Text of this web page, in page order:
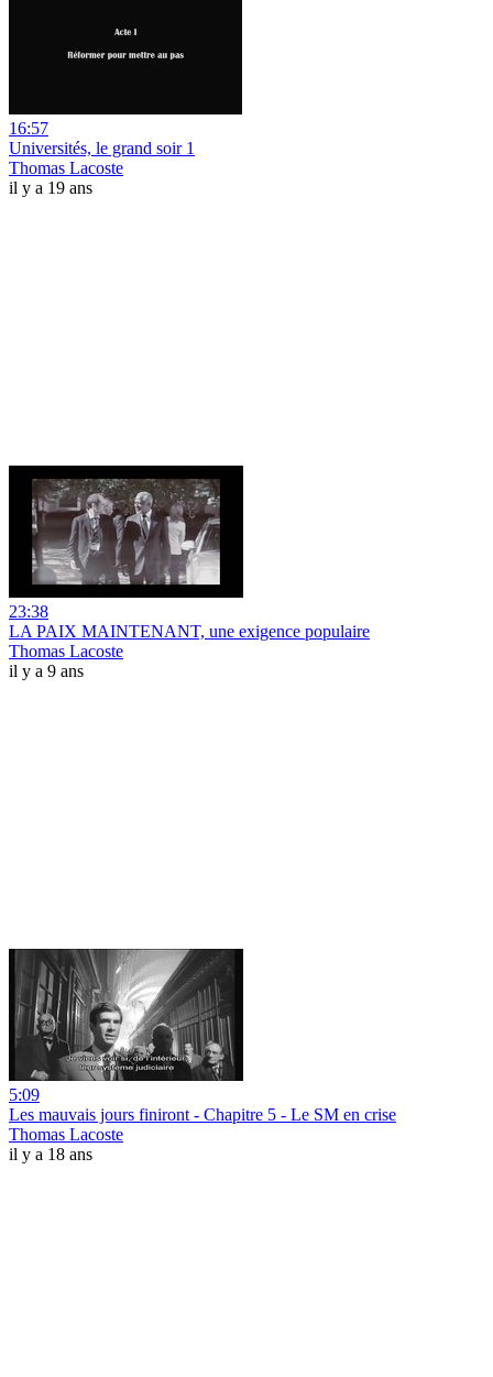
16:57
Universités, le grand soir 1
Thomas Lacoste
il y a 19 ans
23:38
LA PAIX MAINTENANT, une exigence populaire
Thomas Lacoste
il y a 9 ans
5:09
Les mauvais jours finiront - Chapitre 5 - Le SM en crise
Thomas Lacoste
il y a 18 ans